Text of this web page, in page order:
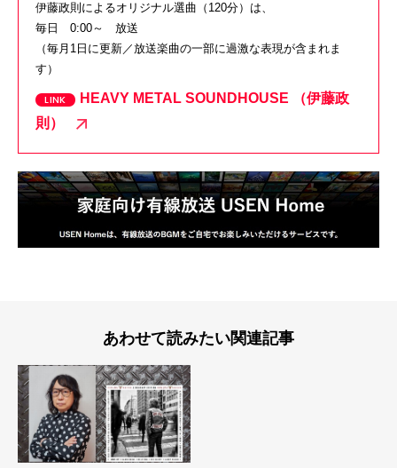
伊藤政則によるオリジナル選曲（120分）は、
毎日 0:00～ 放送
（毎月1日に更新／放送楽曲の一部に過激な表現が含まれま
す）
HEAVY METAL SOUNDHOUSE （伊藤政
則）
あわせて読みたい関連記事